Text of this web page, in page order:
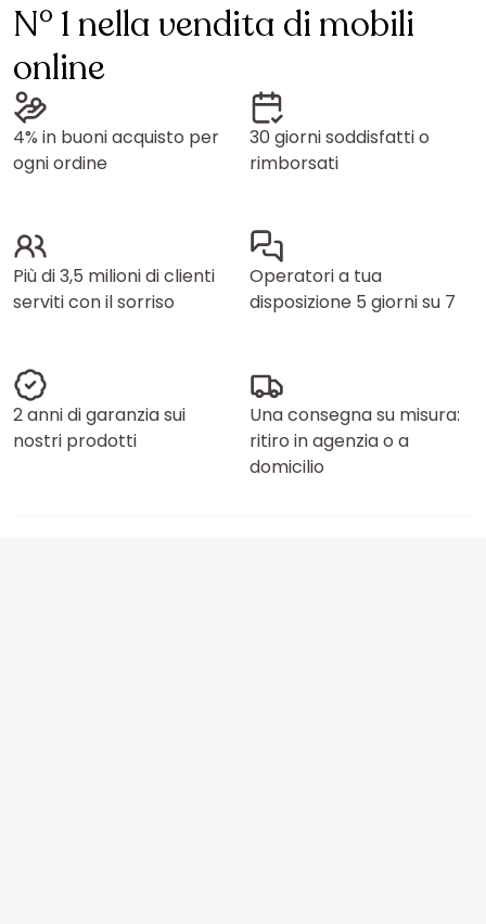
N° 1 nella vendita di mobili
online
4% in buoni acquisto per
ogni ordine
30 giorni soddisfatti o
rimborsati
Più di 3,5 milioni di clienti
serviti con il sorriso
Operatori a tua
disposizione 5 giorni su 7
2 anni di garanzia sui
nostri prodotti
Una consegna su misura:
ritiro in agenzia o a
domicilio